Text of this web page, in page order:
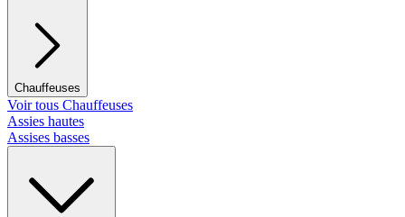
Chauffeuses
Voir tous Chauffeuses
Assies hautes
Assises basses